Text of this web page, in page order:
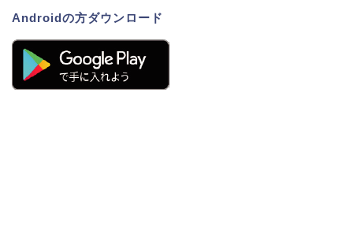
Androidの方ダウンロード